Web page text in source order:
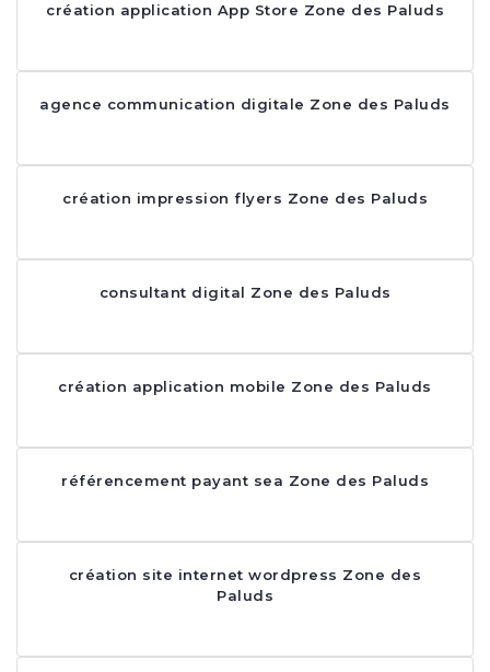
création application App Store Zone des Paluds
agence communication digitale Zone des Paluds
création impression flyers Zone des Paluds
consultant digital Zone des Paluds
création application mobile Zone des Paluds
référencement payant sea Zone des Paluds
création site internet wordpress Zone des
Paluds